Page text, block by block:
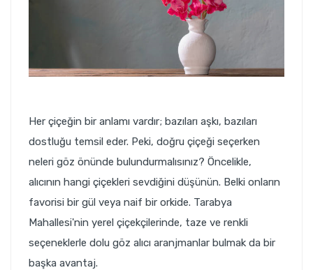
Her çiçeğin bir anlamı vardır; bazıları aşkı, bazıları
dostluğu temsil eder. Peki, doğru çiçeği seçerken
neleri göz önünde bulundurmalısınız? Öncelikle,
alıcının hangi çiçekleri sevdiğini düşünün. Belki onların
favorisi bir gül veya naif bir orkide. Tarabya
Mahallesi'nin yerel çiçekçilerinde, taze ve renkli
seçeneklerle dolu göz alıcı aranjmanlar bulmak da bir
başka avantaj.